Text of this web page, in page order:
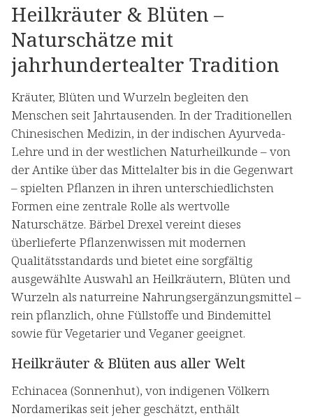
Heilkräuter & Blüten –
Naturschätze mit
jahrhundertealter Tradition
Kräuter, Blüten und Wurzeln begleiten den
Menschen seit Jahrtausenden. In der Traditionellen
Chinesischen Medizin, in der indischen Ayurveda-
Lehre und in der westlichen Naturheilkunde – von
der Antike über das Mittelalter bis in die Gegenwart
– spielten Pflanzen in ihren unterschiedlichsten
Formen eine zentrale Rolle als wertvolle
Naturschätze. Bärbel Drexel vereint dieses
überlieferte Pflanzenwissen mit modernen
Qualitätsstandards und bietet eine sorgfältig
ausgewählte Auswahl an Heilkräutern, Blüten und
Wurzeln als naturreine Nahrungsergänzungsmittel –
rein pflanzlich, ohne Füllstoffe und Bindemittel
sowie für Vegetarier und Veganer geeignet.
Heilkräuter & Blüten aus aller Welt
Echinacea (Sonnenhut), von indigenen Völkern
Nordamerikas seit jeher geschätzt, enthält